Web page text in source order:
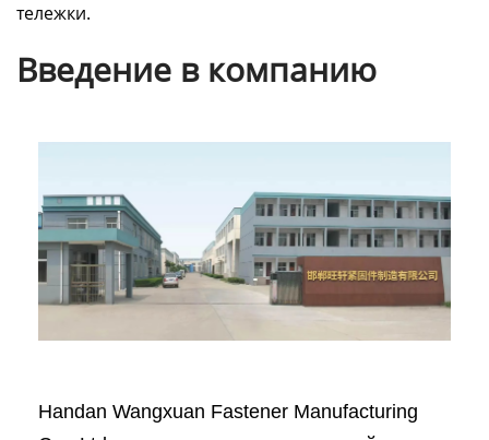
тележки.
Введение в компанию
Handan Wangxuan Fastener Manufacturing